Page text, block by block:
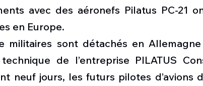
avec des aéronefs Pilatus PC-21
en Europe.
militaires sont détachés en
de l’entreprise PILATUS
neuf jours, les futurs pilotes d’avions